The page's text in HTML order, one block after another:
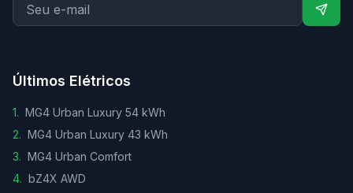
Últimos Elétricos
1. MG4 Urban Luxury 54 kWh
2. MG4 Urban Luxury 43 kWh
3. MG4 Urban Comfort
4. bZ4X AWD